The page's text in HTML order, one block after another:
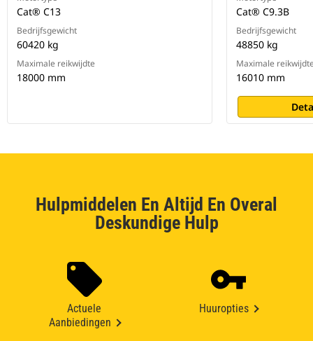
Cat® C13
Bedrijfsgewicht
60420 kg
Maximale reikwijdte
18000 mm
Cat® C9.3B
Bedrijfsgewicht
48850 kg
Maximale
16010 mm
Hulpmiddelen En Altijd En Overal
Deskundige Hulp
Actuele
Aanbiedingen
Huuropties